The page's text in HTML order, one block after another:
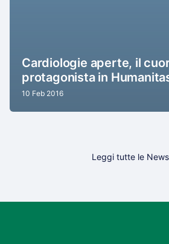
Cardiologie aperte, il
protagonista in
10 Feb 2016
Leggi tutte le News